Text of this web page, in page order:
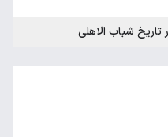
تاریخ شباب الاهلی